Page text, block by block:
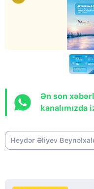
Ən son
kanalımızda
Heydər Əliyev